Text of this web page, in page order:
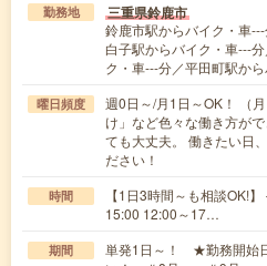
勤務地 三重県鈴鹿市
鈴鹿市駅からバイク・車
白子駅からバイク・車---
ク・車---分／平田町駅か
曜日頻度
週0日～/月1日～OK！ （
け」など色々な働き方が
ても大丈夫。 働きたい日
ださい！
時間
【1日3時間～も相談OK!
15:00 12:00～17…
期間
単発1日～！ ★勤務開始